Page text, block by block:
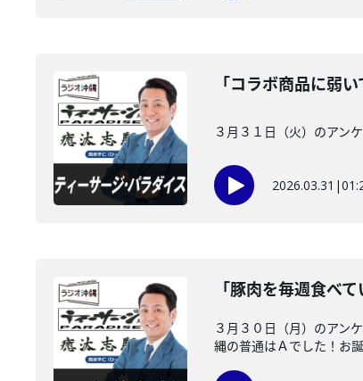
「コラボ商品に弱い
３月３１日（火）のアン
2026.03.31 |
「豚肉を毎週食べて
３月３０日（月）のアン
縄の普通はＡでした！お